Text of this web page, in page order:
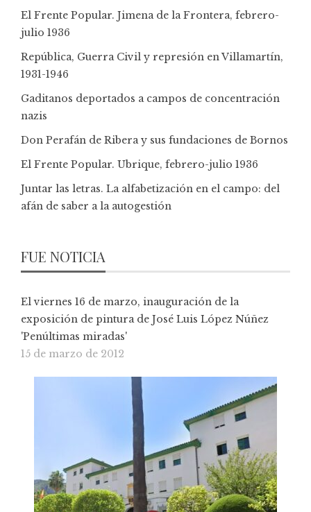
El Frente Popular. Jimena de la Frontera, febrero-
julio 1936
República, Guerra Civil y represión en Villamartín,
1931-1946
Gaditanos deportados a campos de concentración
nazis
Don Perafán de Ribera y sus fundaciones de Bornos
El Frente Popular. Ubrique, febrero-julio 1936
Juntar las letras. La alfabetización en el campo: del
afán de saber a la autogestión
FUE NOTICIA
El viernes 16 de marzo, inauguración de la
exposición de pintura de José Luis López Núñez
'Penúltimas miradas'
15 de marzo de 2012